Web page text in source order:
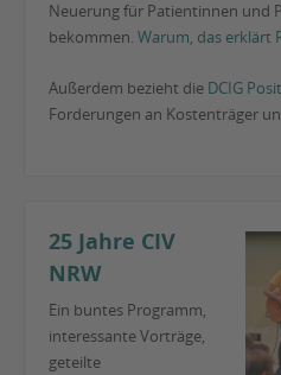
Neuerung für Patientinnen und
bekommen. Warum, das erklärt
Außerdem bezieht die DCIG
Forderungen an Kostenträger
25 Jahre CIV
NRW
Ein buntes Programm,
interessante Vorträge,
geteilte